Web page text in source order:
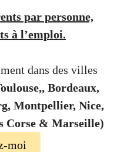
par personne,
à l’emploi.
dans des villes
Bordeaux,
Montpellier, Nice,
Corse & Marseille)
moi